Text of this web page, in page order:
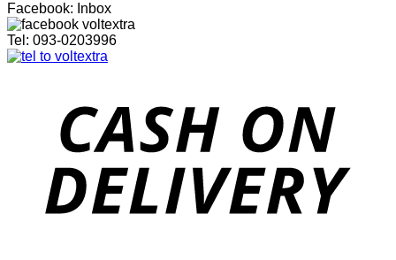
Facebook: Inbox
Tel: 093-0203996